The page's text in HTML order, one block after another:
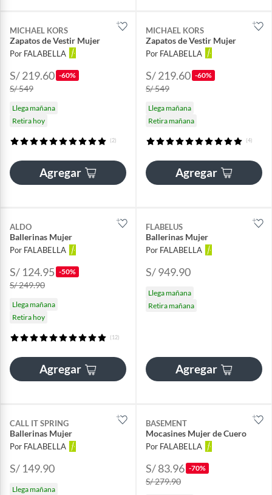
MICHAEL KORS
Zapatos de Vestir Mujer
Por FALABELLA
S/ 219.60 -60%
S/ 549
Llega mañana
Retira hoy
(2)
Agregar
MICHAEL KORS
Zapatos de Vestir Mujer
Por FALABELLA
S/ 219.60 -60%
S/ 549
Llega mañana
Retira mañana
(4)
Agregar
ALDO
Ballerinas Mujer
Por FALABELLA
S/ 124.95 -50%
S/ 249.90
Llega mañana
Retira hoy
(12)
Agregar
FLABELUS
Ballerinas Mujer
Por FALABELLA
S/ 949.90
Llega mañana
Retira mañana
Agregar
CALL IT SPRING
Ballerinas Mujer
Por FALABELLA
S/ 149.90
Llega mañana
BASEMENT
Mocasines Mujer de Cuero
Por FALABELLA
S/ 83.96 -70%
S/ 279.90